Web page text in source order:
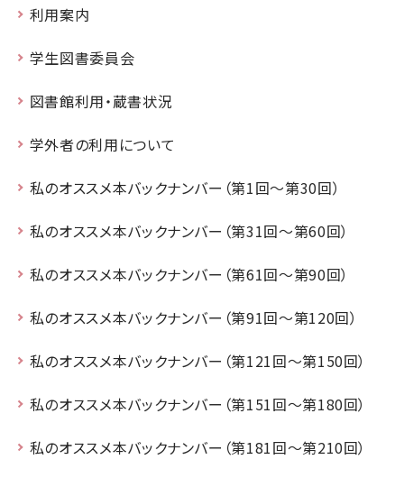
利用案内
学生図書委員会
図書館利用・蔵書状況
学外者の利用について
私のオススメ本バックナンバー（第1回～第30回）
私のオススメ本バックナンバー（第31回～第60回）
私のオススメ本バックナンバー（第61回～第90回）
私のオススメ本バックナンバー（第91回～第120回）
私のオススメ本バックナンバー（第121回～第150回）
私のオススメ本バックナンバー（第151回～第180回）
私のオススメ本バックナンバー（第181回～第210回）